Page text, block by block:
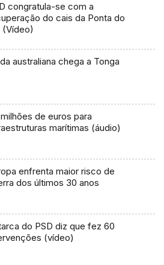
congratula-se com a
do cais da Ponta do
(Vídeo)
australiana chega a Tonga
milhões de euros para
marítimas (áudio)
enfrenta maior risco de
dos últimos 30 anos
do PSD diz que fez 60
(vídeo)